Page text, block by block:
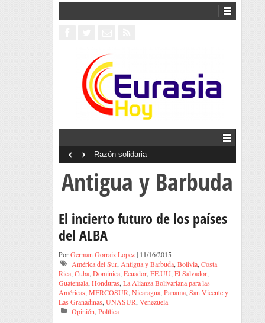
Razón solidaria
‹ ›
Antigua y Barbuda
El incierto futuro de los países
del ALBA
PorGerman Gorraiz Lopez| 11/16/2015
América del Sur, Antigua y Barbuda, Bolivia, Costa
Rica, Cuba, Dominica, Ecuador, EE.UU, El Salvador,
Guatemala, Honduras, La Alianza Bolivariana para las
Américas, MERCOSUR, Nicaragua, Panama, San Vicente y
Las Granadinas, UNASUR, Venezuela
Opinión, Política